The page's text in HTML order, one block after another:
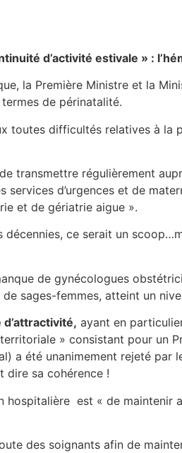
d’activité estivale » :
la Première Ministre et la
de périnatalité.
toutes difficultés relatives à
transmettre régulièrement
d’urgences et de
et de gériatrie aigue ».
décennies, ce serait un
de gynécologues
sages-femmes, atteint un
d’attractivité, ayant en
» consistant pour
a été unanimement rejeté
dire sa cohérence !
hospitalière est « de
des soignants afin de